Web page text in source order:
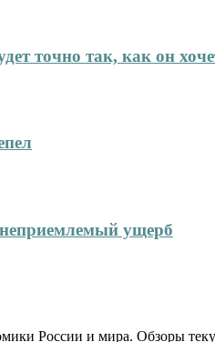
точно так, как он
ущерб
России и мира. Обзоры